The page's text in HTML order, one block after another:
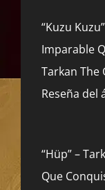
“Kuzu
Imparable
Tarkan The
Reseña del
“Hüp” –
Que